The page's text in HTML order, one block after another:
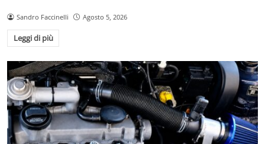
Sandro Faccinelli Agosto 5, 2026
Leggi di più